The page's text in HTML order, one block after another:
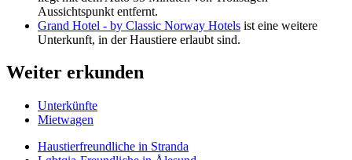
Aussichtspunkt entfernt.
Grand Hotel - by Classic Norway Hotels ist eine weitere
Unterkunft, in der Haustiere erlaubt sind.
Weiter erkunden
Unterkünfte
Mietwagen
Haustierfreundliche in Stranda